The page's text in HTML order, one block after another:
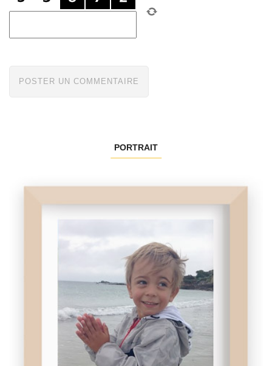
PORTRAIT